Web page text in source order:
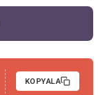
KOPYALA